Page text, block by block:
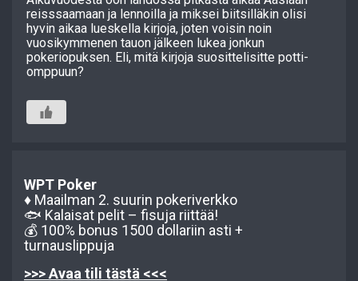
reisssaamaan ja lennoilla ja miksei biitsilläkin olisi
hyvin aikaa lueskella kirjoja, joten voisin noin
vuosikymmenen tauon jälkeen lukea jonkun
pokeriopuksen. Eli, mitä kirjoja suosittelisitte potti-
omppuun?
WPT Poker
♦️ Maailman 2. suurin pokeriverkko
🐟 Kalaisat pelit – fisuja riittää!
💰 100% bonus 1500 dollariin asti +
turnauslippuja
>>> Avaa tili tästä <<<